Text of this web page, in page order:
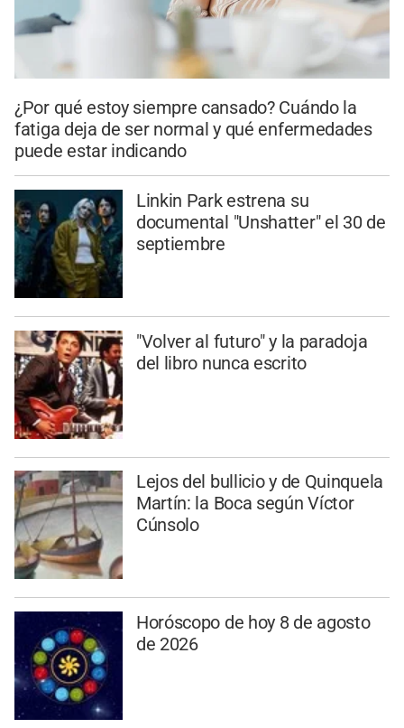
¿Por qué estoy siempre cansado? Cuándo la
fatiga deja de ser normal y qué enfermedades
puede estar indicando
Linkin Park estrena su
documental "Unshatter" el 30 de
septiembre
"Volver al futuro" y la paradoja
del libro nunca escrito
Lejos del bullicio y de Quinquela
Martín: la Boca según Víctor
Cúnsolo
Horóscopo de hoy 8 de agosto
de 2026